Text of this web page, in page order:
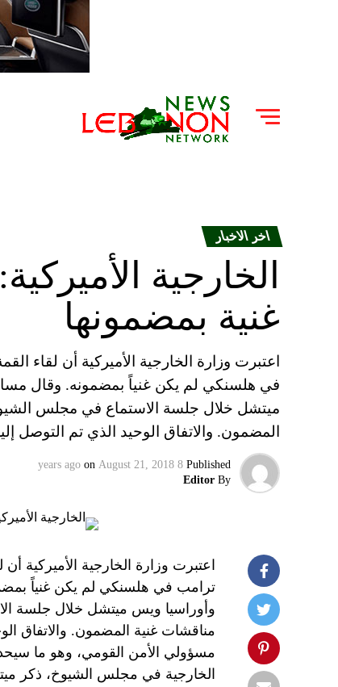
اخر الاخبار
الخارجية
غنية بمضمونها
اعتبرت وزارة الخارجية الأميركية أن لقاء
في هلسنكي لم يكن غنياً بمضمونه. وقال
ميتشل خلال جلسة الاستماع في مجلس الشيوخ
المضمون. والاتفاق الوحيد الذي تم
Published
8 years ago
on August 21, 2018
By
Editor
اعتبرت وزارة الخارجية الأميركية
ترامب في هلسنكي لم يكن غنياً
وأوراسيا ويس ميتشل خلال جلسة
مناقشات غنية المضمون. والاتفاق
مسؤولي الأمن القومي، وهو ما
الخارجية في مجلس الشيوخ، ذكر